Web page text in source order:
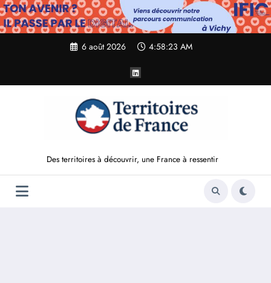
Aller
au
contenu
6 août 2026 4:58:24 AM
Des territoires à découvrir, une France à ressentir